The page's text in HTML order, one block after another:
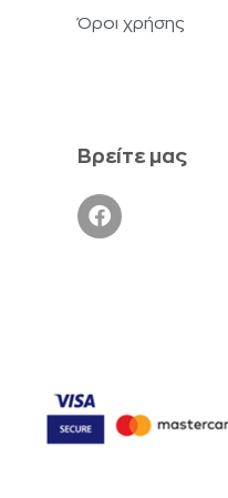
Όροι χρήσης
Βρείτε μας